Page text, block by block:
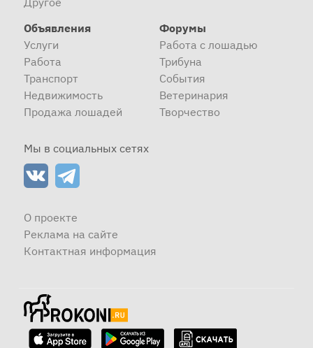
Объявления
Услуги
Работа
Транспорт
Недвижимость
Продажа лошадей
Форумы
Работа с лошадью
Трибуна
События
Ветеринария
Творчество
Мы в социальных сетях
О проекте
Реклама на сайте
Контактная информация